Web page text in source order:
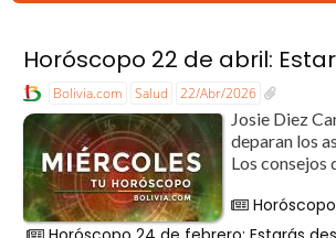
Horóscopo 22 de abril:
Bolivia.com Salud 22/Abr/2026
Josie Diez
deparan los
Los consejos